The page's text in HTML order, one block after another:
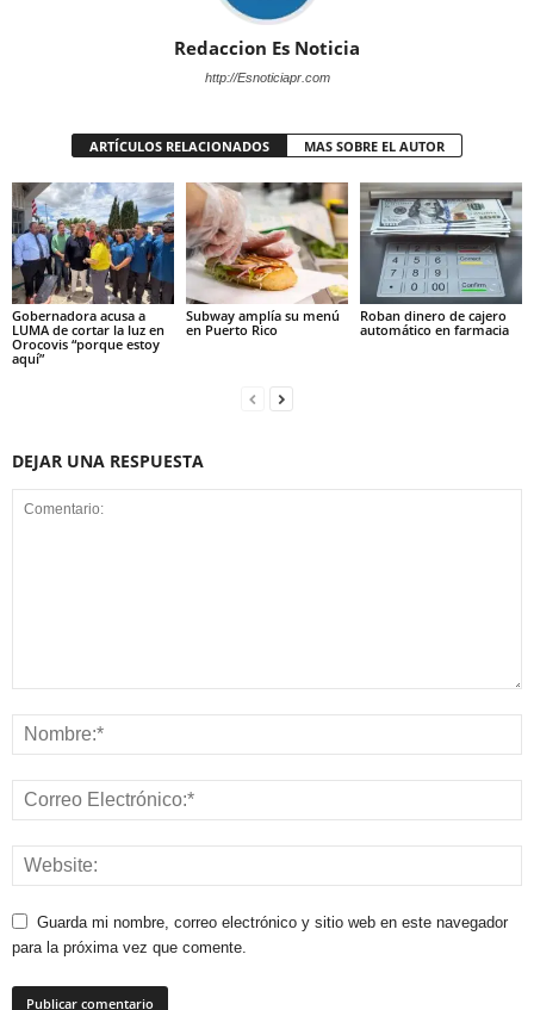
Redaccion Es Noticia
http://Esnoticiapr.com
ARTÍCULOS RELACIONADOS MAS SOBRE EL AUTOR
Gobernadora acusa a
LUMA de cortar la luz en
Orocovis “porque estoy
aquí”
Subway amplía su menú
en Puerto Rico
Roban dinero de cajero
automático en farmacia
DEJAR UNA RESPUESTA
Guarda mi nombre, correo electrónico y sitio web en este navegador
para la próxima vez que comente.